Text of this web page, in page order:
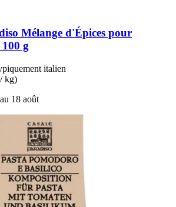
Mélange d'Épices pour
g
italien
kg)
18 août